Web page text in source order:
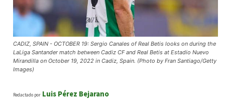
CADIZ, SPAIN - OCTOBER 19: Sergio Canales of Real Betis looks on during the
LaLiga Santander match between Cadiz CF and Real Betis at Estadio Nuevo
Mirandilla on October 19, 2022 in Cadiz, Spain. (Photo by Fran Santiago/Getty
Images)
Redactado por Luis Pérez Bejarano